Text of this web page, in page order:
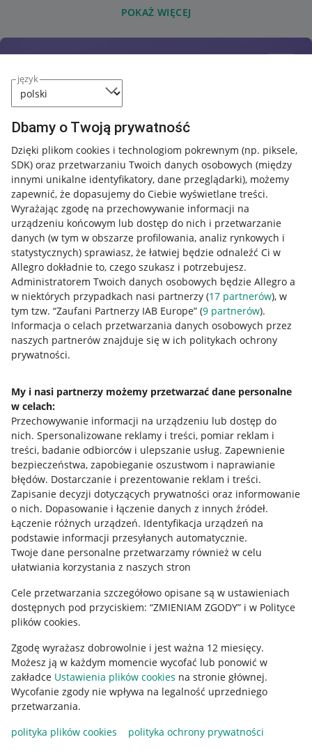
język
Dbamy o Twoją prywatność
Dzięki plikom cookies i technologiom pokrewnym (np. piksele,
SDK) oraz przetwarzaniu Twoich danych osobowych (między
innymi unikalne identyfikatory, dane przeglądarki), możemy
zapewnić, że dopasujemy do Ciebie wyświetlane treści.
Wyrażając zgodę na przechowywanie informacji na
urządzeniu końcowym lub dostęp do nich i przetwarzanie
danych (w tym w obszarze profilowania, analiz rynkowych i
statystycznych) sprawiasz, że łatwiej będzie odnaleźć Ci w
Allegro dokładnie to, czego szukasz i potrzebujesz.
Administratorem Twoich danych osobowych będzie Allegro a
w niektórych przypadkach nasi partnerzy (17 partnerów), w
tym tzw. “Zaufani Partnerzy IAB Europe” (9 partnerów).
Informacja o celach przetwarzania danych osobowych przez
naszych partnerów znajduje się w ich politykach ochrony
prywatności.
My i nasi partnerzy możemy przetwarzać dane personalne
w celach:
Przechowywanie informacji na urządzeniu lub dostęp do
nich. Spersonalizowane reklamy i treści, pomiar reklam i
treści, badanie odbiorców i ulepszanie usług. Zapewnienie
bezpieczeństwa, zapobieganie oszustwom i naprawianie
błędów. Dostarczanie i prezentowanie reklam i treści.
Zapisanie decyzji dotyczących prywatności oraz informowanie
o nich. Dopasowanie i łączenie danych z innych źródeł.
Łączenie różnych urządzeń. Identyfikacja urządzeń na
podstawie informacji przesyłanych automatycznie.
Twoje dane personalne przetwarzamy również w celu
ułatwiania korzystania z naszych stron
Cele przetwarzania szczegółowo opisane są w ustawieniach
dostępnych pod przyciskiem: “ZMIENIAM ZGODY” i w Polityce
plików cookies.
Zgodę wyrażasz dobrowolnie i jest ważna 12 miesięcy.
Możesz ją w każdym momencie wycofać lub ponowić w
zakładce Ustawienia plików cookies na stronie głównej.
Wycofanie zgody nie wpływa na legalność uprzedniego
przetwarzania.
polityka plików cookies
polityka ochrony prywatności
POKAŻ WIĘCEJ
Przydatne informacje
Jak to działa
Allegro Gadane dla sprzedających
Allegro Gadane dla kupujących
Mapa miejscowości
Informacje prawne
Regulamin
Polityka plików "cookies"
Ustawienia plików "cookies"
Udostępnianie lokalizacji
Informacje dla Aktu o Usługach Cyfrowych
Pobierz aplikację